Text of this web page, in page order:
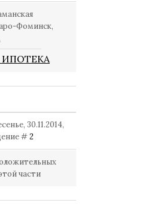
Фоминск,
30.11.2014,
#2
части